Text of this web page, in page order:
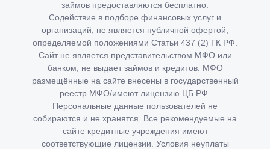
займов предоставляются бесплатно.
Содействие в подборе финансовых услуг и
организаций, не является публичной офертой,
определяемой положениями Статьи 437 (2) ГК РФ.
Сайт не является представительством МФО или
банком, не выдает займов и кредитов. МФО
размещённые на сайте внесены в государственный
реестр МФО/имеют лицензию ЦБ РФ.
Персональные данные пользователей не
собираются и не хранятся. Все рекомендуемые на
сайте кредитные учреждения имеют
соответствующие лицензии. Условия неуплаты